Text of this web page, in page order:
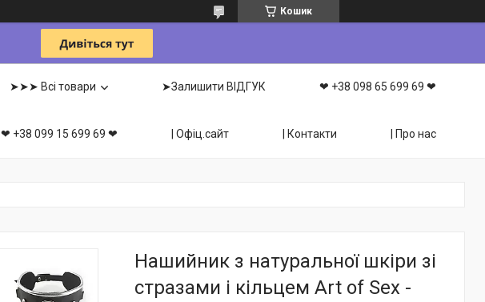
Кошик
➤➤➤ Всі товари ➤Залишити ВІДГУК ❤ +38 098 65 699 69 ❤
❤ +38 099 15 699 69 ❤ | Офіц.сайт | Контакти | Про нас
Нашийник з натуральної шкіри зі
стразами і кільцем Art of Sex -